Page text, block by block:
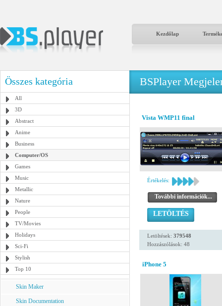
Kezdőlap
Összes kategória
All
3D
Abstract
Anime
Business
Computer/OS
Games
Music
Metallic
Nature
People
TV/Movies
Holidays
Sci-Fi
Stylish
Top 10
Skin Maker
Skin Documentation
BSPlayer
Vista WMP11 final
Értékelés:
További információk...
LETÖLTÉS
Letöltések: 379548
Hozzászólások: 48
iPhone 5